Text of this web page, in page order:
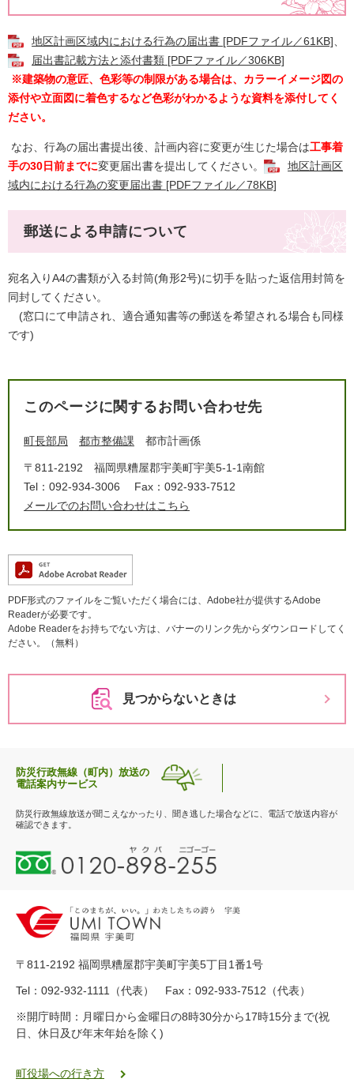
地区計画区域内における行為の届出書 [PDFファイル／61KB]
届出書記載方法と添付書類 [PDFファイル／306KB]
※建築物の意匠、色彩等の制限がある場合は、カラーイメージ図の
添付や立面図に着色するなど色彩がわかるような資料を添付してく
ださい。
なお、行為の届出書提出後、計画内容に変更が生じた場合は工事着
手の30日前までに変更届出書を提出してください。
地区計画区
域内における行為の変更届出書 [PDFファイル／78KB]
郵送による申請について
宛名入りA4の書類が入る封筒(角形2号)に切手を貼った返信用封筒を
同封してください。
(窓口にて申請され、適合通知書等の郵送を希望される場合も同様
です)
このページに関するお問い合わせ先
町長部局 都市整備課 都市計画係
〒811-2192
福岡県糟屋郡宇美町宇美5-1-1南館
Tel：092-934-3006
Fax：092-933-7512
メールでのお問い合わせはこちら
PDF形式のファイルをご覧いただく場合には、Adobe社が提供するAdobe
Readerが必要です。
Adobe Readerをお持ちでない方は、バナーのリンク先からダウンロードしてく
ださい。（無料）
見つからないときは
防災行政無線（町内）放送の
電話案内サービス
防災行政無線放送が聞こえなかったり、聞き逃した場合などに、電話で放送内容が
確認できます。
0
1
-
8
-
5
5
ク
〒811-2192 福岡県糟屋郡宇美町宇美5丁目1番1号
Tel：092-932-1111（代表） Fax：092-933-7512（代表）
※開庁時間：月曜日から金曜日の8時30分から17時15分まで(祝
日、休日及び年末年始を除く)
町役場への行き方